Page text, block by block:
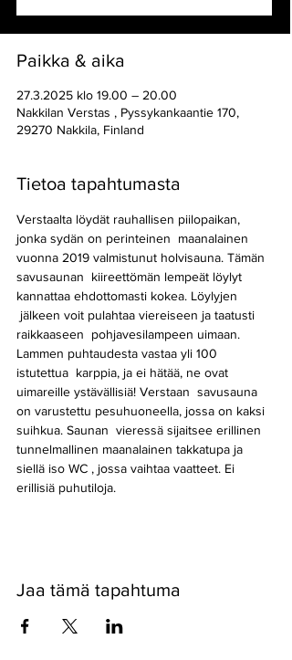
Paikka & aika
27.3.2025 klo 19.00 – 20.00
Nakkilan Verstas , Pyssykankaantie 170,
29270 Nakkila, Finland
Tietoa tapahtumasta
Verstaalta löydät rauhallisen piilopaikan,
jonka sydän on perinteinen  maanalainen
vuonna 2019 valmistunut holvisauna. Tämän
savusaunan  kiireettömän lempeät löylyt
kannattaa ehdottomasti kokea. Löylyjen
jälkeen voit pulahtaa viereiseen ja taatusti
raikkaaseen  pohjavesilampeen uimaan.
Lammen puhtaudesta vastaa yli 100
istutettua  karppia, ja ei hätää, ne ovat
uimareille ystävällisiä! Verstaan  savusauna
on varustettu pesuhuoneella, jossa on kaksi
suihkua. Saunan  vieressä sijaitsee erillinen
tunnelmallinen maanalainen takkatupa ja
siellä iso WC , jossa vaihtaa vaatteet. Ei
erillisiä puhutiloja.
Jaa tämä tapahtuma